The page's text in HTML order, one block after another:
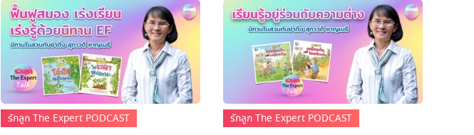
รักลูก The Expert PODCAST รักลูก The Expert PODCAST